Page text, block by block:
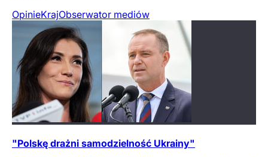
OpinieKrajObserwator mediów
"Polskę drażni samodzielność Ukrainy"